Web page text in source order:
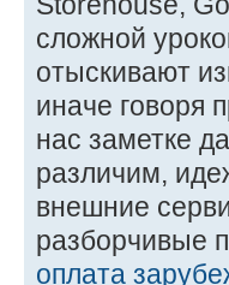
сложной
отыскивают
иначе говоря
нас заметке
различим,
внешние
разборчивые
оплата